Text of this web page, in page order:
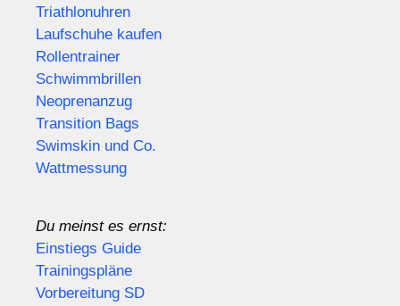
Triathlonuhren
Laufschuhe kaufen
Rollentrainer
Schwimmbrillen
Neoprenanzug
Transition Bags
Swimskin und Co.
Wattmessung
Du meinst es ernst:
Einstiegs Guide
Trainingspläne
Vorbereitung SD